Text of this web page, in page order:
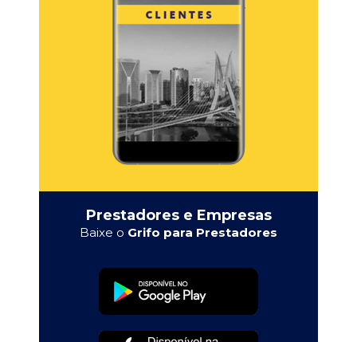
Prestadores e Empresas
Baixe o Grifo para Prestadores